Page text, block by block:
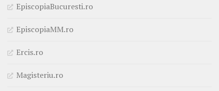
EpiscopiaBucuresti.ro
EpiscopiaMM.ro
Ercis.ro
Magisteriu.ro